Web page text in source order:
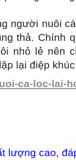
người nuôi
thả. Chính
nhỏ lẻ nên
lại điệp
ca-loc-lai-
lượng cao,